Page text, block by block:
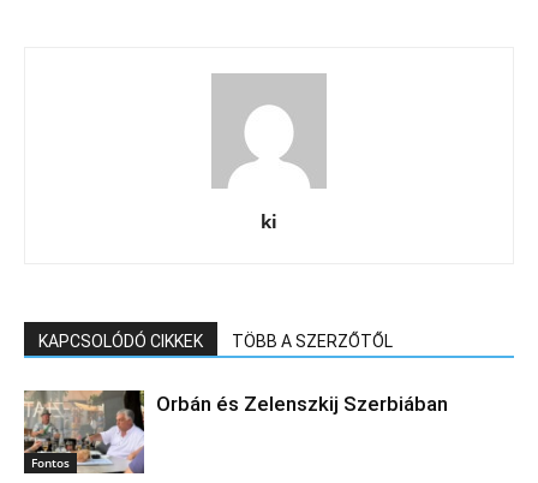
ki
KAPCSOLÓDÓ CIKKEK TÖBB A SZERZŐTŐL
Fontos
Orbán és Zelenszkij Szerbiában